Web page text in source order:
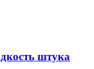
штука